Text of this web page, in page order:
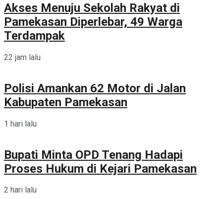
Akses Menuju Sekolah Rakyat di
Pamekasan Diperlebar, 49 Warga
Terdampak
22 jam lalu
Polisi Amankan 62 Motor di Jalan
Kabupaten Pamekasan
1 hari lalu
Bupati Minta OPD Tenang Hadapi
Proses Hukum di Kejari Pamekasan
2 hari lalu